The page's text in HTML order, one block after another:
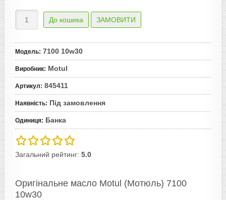
Модель: 7100 10w30
Виробник: Motul
Артикул: 845411
Наявність: Під замовлення
Одиниця: Банка
Загальний рейтинг: 5.0
Оригінальне масло Motul (Мотюль) 7100
10w30